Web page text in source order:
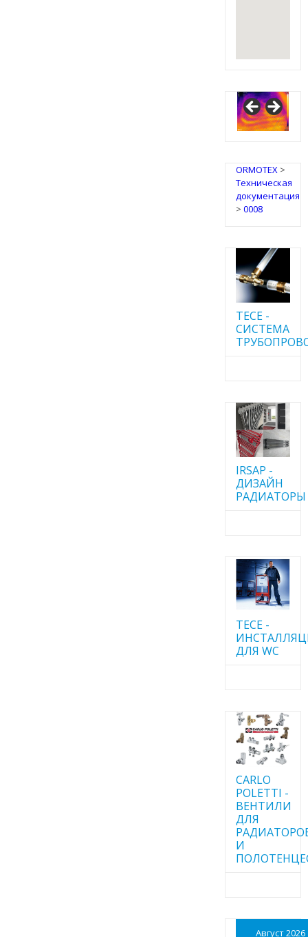
ORMOTEX>
Техническая
документация
> 0008
TECE -
CИСТЕМА
IRSAP -
ДИЗАЙН
РАДИАТОРЫ
TECE -
ДЛЯ WC
CARLO
POLETTI -
ВЕНТИЛИ
ДЛЯ
И
Август 2026